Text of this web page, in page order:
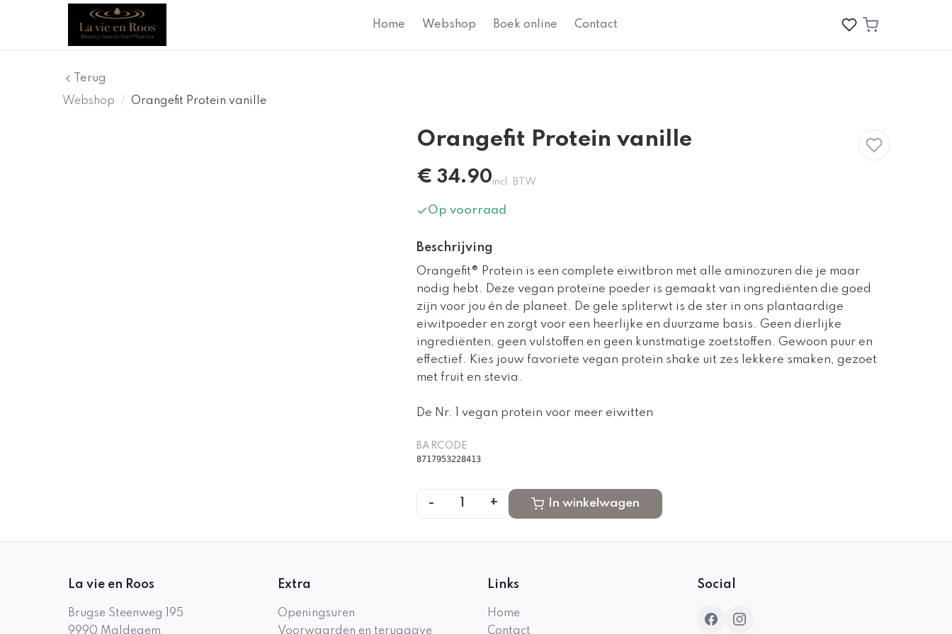
Home Webshop Boek online Contact
Terug
Webshop
/ Orangefit Protein vanille
Orangefit Protein vanille
€ 34.90incl. BTW
Op voorraad
Beschrijving
Orangefit® Protein is een complete eiwitbron met alle aminozuren die je maar
nodig hebt. Deze vegan proteïne poeder is gemaakt van ingrediënten die goed
zijn voor jou én de planeet. De gele spliterwt is de ster in ons plantaardige
eiwitpoeder en zorgt voor een heerlijke en duurzame basis. Geen dierlijke
ingrediënten, geen vulstoffen en geen kunstmatige zoetstoffen. Gewoon puur en
effectief. Kies jouw favoriete vegan protein shake uit zes lekkere smaken, gezoet
met fruit en stevia.
De Nr. 1 vegan protein voor meer eiwitten
BARCODE
8717953228413
- + In winkelwagen
La vie en Roos
Brugse Steenweg 195
9990 Maldegem
Extra
Openingsuren
Voorwaarden en teruggave
Links
Home
Contact
Social